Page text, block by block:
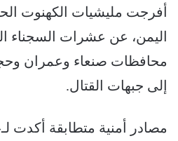
أفرجت مليشيات الكهنوت
اليمن، عن عشرات السجناء
محافظات صنعاء وعمران
إلى جبهات القتال.
مصادر أمنية متطابقة أكدت